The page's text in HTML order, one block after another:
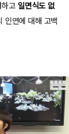
고 일면식도 없
인연에 대해 고백